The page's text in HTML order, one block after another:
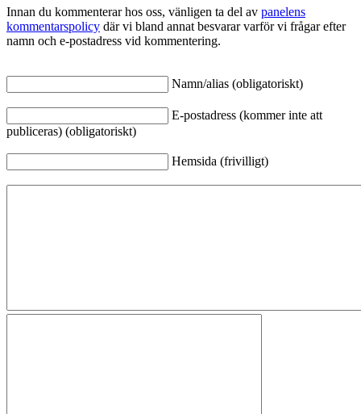
Innan du kommenterar hos oss, vänligen ta del av panelens
kommentarspolicy där vi bland annat besvarar varför vi frågar efter
namn och e-postadress vid kommentering.
Namn/alias (obligatoriskt)
E-postadress (kommer inte att
publiceras) (obligatoriskt)
Hemsida (frivilligt)